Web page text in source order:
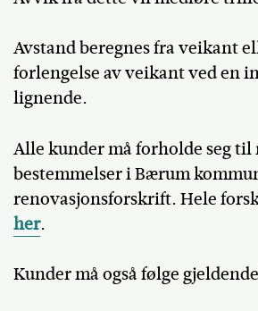
Avstand beregnes fra veikant
forlengelse av veikant ved en
lignende.
Alle kunder må forholde seg til
bestemmelser i Bærum
renovasjonsforskrift. Hele
her.
Kunder må også følge